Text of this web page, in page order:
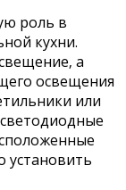
роль в
кухни.
а
освещения
или